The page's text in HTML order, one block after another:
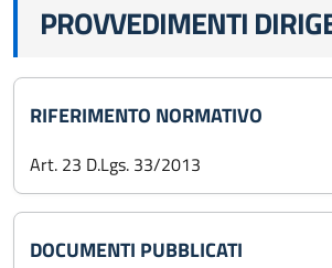
AGGIORNAMENTO PROFESSIONALE
PROVVEDIMENTI
RIFERIMENTO NORMATIVO
Art. 23 D.Lgs. 33/2013
DOCUMENTI PUBBLICATI